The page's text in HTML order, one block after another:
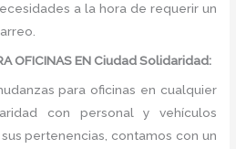
a la hora de requerir un
OFICINAS EN Ciudad Solidaridad:
para oficinas en cualquier
con personal y vehículos
pertenencias, contamos con un